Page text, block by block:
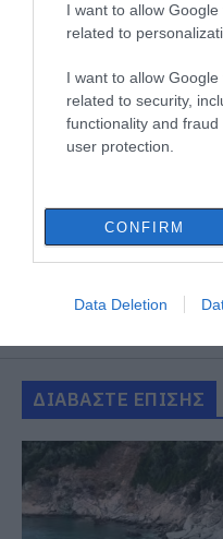
I want to allow
related to
I want to allow
related to security,
functionality and
user protection.
CONFIRM
Data Deletion
ΔΙΑΒΑΣΤΕ ΕΠΙΣΗΣ